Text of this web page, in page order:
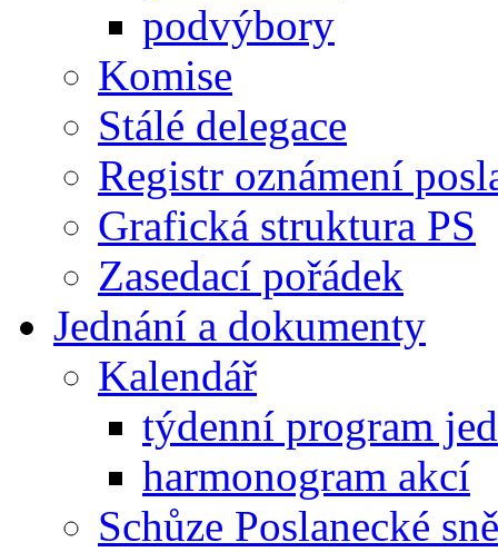
podvýbory
Komise
Stálé delegace
Registr oznámení
Grafická struktura PS
Zasedací pořádek
Jednání a dokumenty
Kalendář
týdenní program
harmonogram akcí
Schůze Poslanecké